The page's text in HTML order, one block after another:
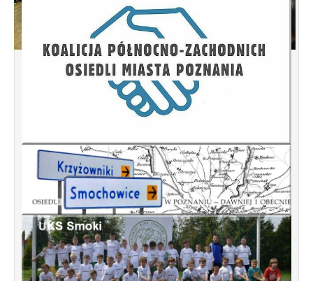
Spotkanie informacyjne w sprawie
budowy ulic Łebska, Łagowska,
Kociewska, Żukowska